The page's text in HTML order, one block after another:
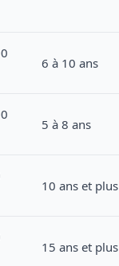
6 à 10 ans
5 à 8 ans
10 ans et plus
15 ans et plus